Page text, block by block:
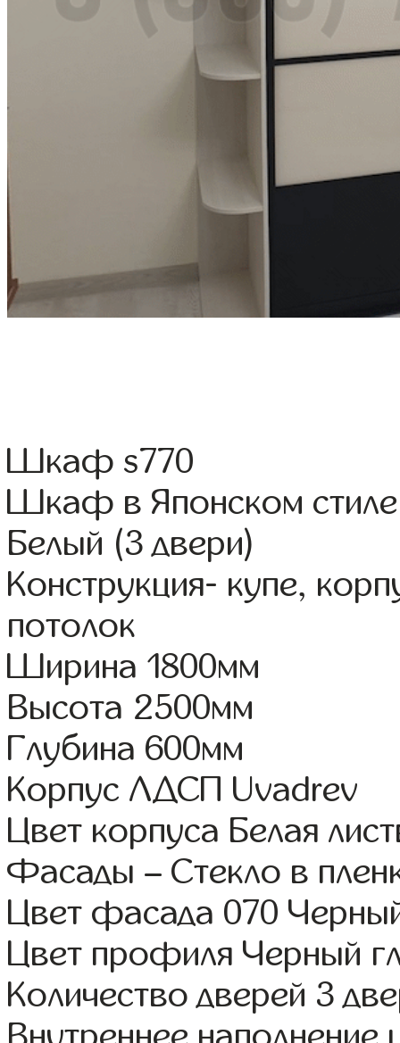
Шкаф s770
Шкаф в Японском
Белый (3 двери)
Конструкция- купе,
потолок
Ширина 1800мм
Высота 2500мм
Глубина 600мм
Корпус ЛДСП Uvadrev
Цвет корпуса Белая
Фасады – Стекло в
Цвет фасада 070
Цвет профиля Черный
Количество дверей 3